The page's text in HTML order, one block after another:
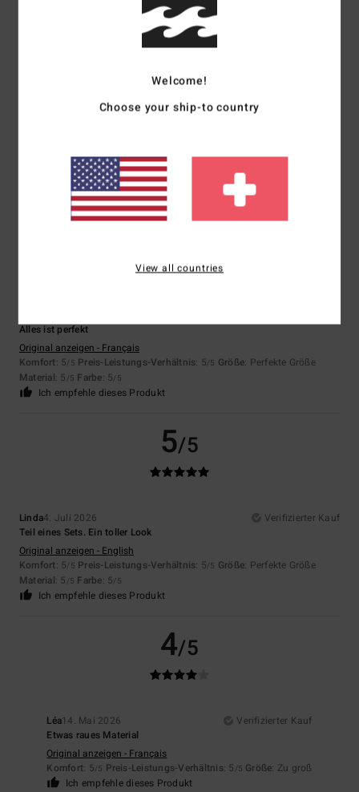
Alles ist perfekt
Original anzeigen - Français
Komfort: 5/5 Preis-Leistungs-Verhältnis: 5/5 Größe: Perfekte Größe
Material: 5 /5 Farbe: 5/5
Ich empfehle dieses Produkt
5/5
Linda4. Juli 2026
Verifizierter Kauf
Teil eines Sets. Ein toller Look
Original anzeigen - English
Komfort: 5/5 Preis-Leistungs-Verhältnis: 5/5 Größe: Perfekte Größe
Material: 5 /5 Farbe: 5/5
Ich empfehle dieses Produkt
4/5
Léa14. Mai 2026
Verifizierter Kauf
Etwas raues Material
Original anzeigen - Français
Komfort: 5/5 Preis-Leistungs-Verhältnis: 5 /5 Größe: Zu groß
Ich empfehle dieses Produkt
Welcome!
Choose your ship-to country
View all countries